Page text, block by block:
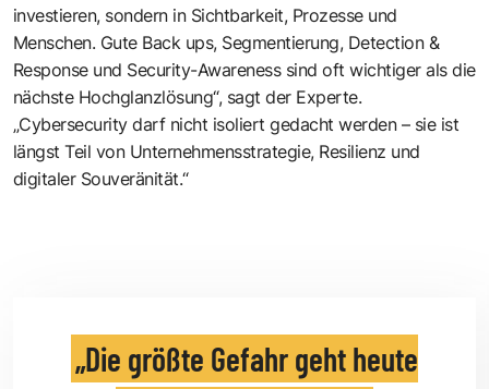
investieren, sondern in Sichtbarkeit, Prozesse und
Menschen. Gute Back ups, Segmentierung, Detection &
Response und Security-Awareness sind oft wichtiger als die
nächste Hochglanzlösung“, sagt der Experte.
„Cybersecurity darf nicht isoliert gedacht werden – sie ist
längst Teil von Unternehmensstrategie, Resilienz und
digitaler Souveränität.“
Die größte Gefahr geht heute